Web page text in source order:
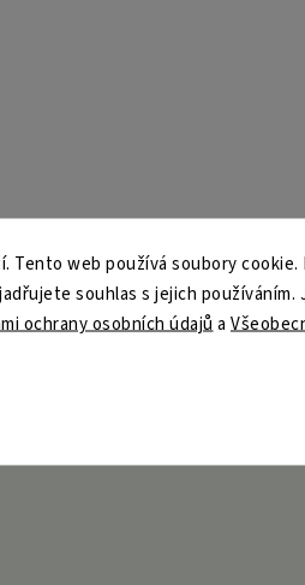
Tento web používá soubory cookie.
souhlas s jejich používáním.
ochrany osobních údajů a